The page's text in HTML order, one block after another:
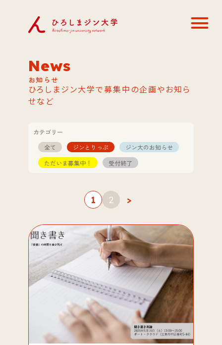
News
お知らせ
ひろしまジン大学で募集中の企画やお知ら
せなど
カテゴリー
全て
ジンとりっぷ
ジン大のお知らせ
ただいま募集中！
受付終了
1 2 >